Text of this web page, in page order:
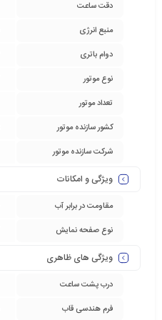
دقت ساعت
منبع انرژی
دوام باتری
نوع موتور
تعداد موتور
کشور سازنده موتور
شرکت سازنده موتور
ویژگی و امکانات
مقاومت در برابر آب
نوع صفحه نمایش
ویژگی های ظاهری
درب پشت ساعت
فرم هندسی قاب